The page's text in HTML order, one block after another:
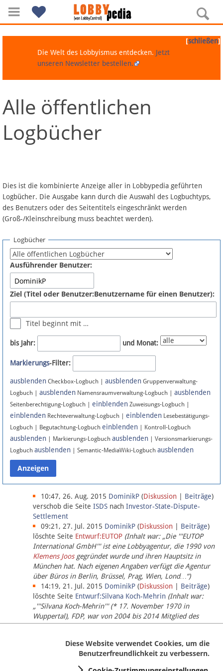
Navigation
Über Lobbypedia
Artikel nach Kategorien
FAQ
Fördermitglied werden
Fehler melden
Newsletter
Bluesky
Facebook
Instagram
Anmelden
Datenschutz
Über Lobbypedia
Impressum
[schließen]
Die Welt des Lobbyismus entdecken. Jetzt
unseren Newsletter bestellen.
Alle öffentlichen
Logbücher
Dies ist die kombinierte Anzeige aller in Lobbypedia geführten
Logbücher. Die Ausgabe kann durch die Auswahl des Logbuchtyps,
des Benutzers oder des Seitentitels eingeschränkt werden
(Groß-/Kleinschreibung muss beachtet werden).
Logbücher
Ausführender Benutzer:
Ziel (Titel oder Benutzer:Benutzername für einen Benutzer):
Titel beginnt mit …
bis Jahr: und Monat:
Markierungs-Filter:
ausblenden Checkbox-Logbuch | ausblenden Gruppenverwaltung-
Logbuch | ausblenden Namensraumverwaltung-Logbuch | ausblenden
Seitenberechtigung-Logbuch | einblenden Zuweisungs-Logbuch |
einblenden Rechteverwaltung-Logbuch | einblenden Lesebestätigungs-
Logbuch | Begutachtung-Logbuch einblenden | Kontroll-Logbuch
ausblenden | Markierungs-Logbuch ausblenden | Versionsmarkierungs-
Logbuch ausblenden | Semantic-MediaWiki-Logbuch ausblenden
10:47, 26. Aug. 2015 DominikP (Diskussion Beiträge)
verschob die Seite ISDS nach Investor-State-Dispute-
Settlement
09:21, 27. Jul. 2015 DominikP (Diskussion Beiträge)
löschte Seite Entwurf:EUTOP (Inhalt war: „Die '''EUTOP
International GmbH''' ist eine Lobbyagentur, die 1990 von
Klemens Joosgegründet wurde und ihren Hauptsitz in
München hat. Nach eigenen Angaben verfügt die Agentur
über Büros in Berlin, Brüssel, Prag, Wien, Lond…“)
14:19, 21. Jul. 2015 DominikP (Diskussion Beiträge)
löschte Seite Entwurf:Silvana Koch-Mehrin (Inhalt war:
„'''Silvana Koch-Mehrin''' (* 17. November 1970 in
Wuppertal), FDP, war von 2004 bis 2014 Mitglied des
Europäischen Parlaments, seit November 2014 ist sie für
Diese Website verwendet Cookies, um die
Benutzerfreundlichkeit zu verbessern.